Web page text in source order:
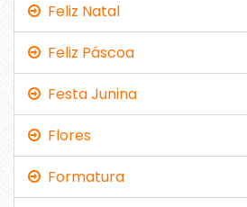
Feliz Natal
Feliz Páscoa
Festa Junina
Flores
Formatura